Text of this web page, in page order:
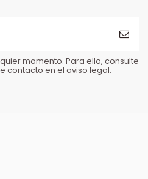
momento. Para ello, consulte
contacto en el aviso legal.